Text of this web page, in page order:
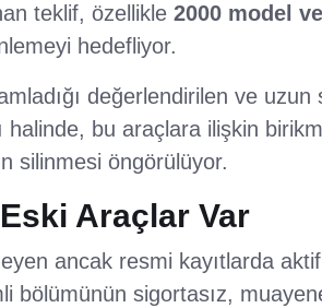
teklif, özellikle 2000 model
hedefliyor.
değerlendirilen ve
halinde, bu araçlara ilişkin
silinmesi öngörülüyor.
Araçlar Var
ancak resmi kayıtlarda
bölümünün sigortasız,